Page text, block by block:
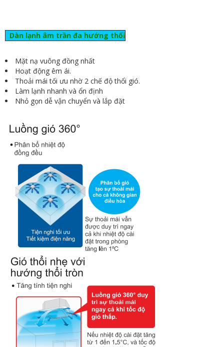
Dàn lạnh âm trần đa hướng thổi
Mặt nạ vuông đồng nhất
Hoạt động êm ái.
Thoải mái tối ưu nhờ 2 chế độ thổi gió.
Làm lạnh nhanh và ổn định
Nhỏ gọn dễ vận chuyển và lắp đặt